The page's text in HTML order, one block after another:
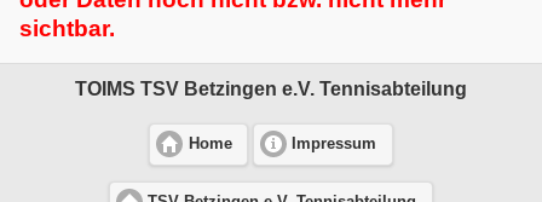
sichtbar.
TOIMS TSV Betzingen e.V. Tennisabteilung
Home Impressum